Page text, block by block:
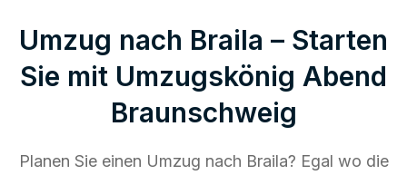
Umzug nach Braila – Starten
Sie mit Umzugskönig Abend
Braunschweig
Planen Sie einen Umzug nach Braila? Egal wo die